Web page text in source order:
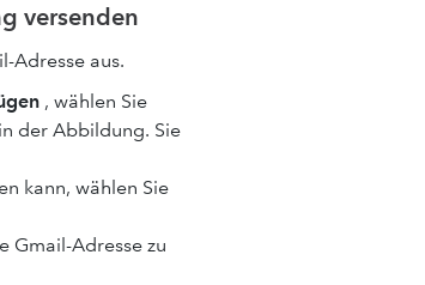
versenden
Adresse aus.
, wählen Sie
der Abbildung. Sie
kann, wählen Sie
Gmail-Adresse zu